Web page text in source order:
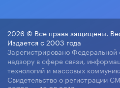
2026 © Все права защищены.
Издается с 2003 года
Зарегистрировано
надзору в сфере связи,
технологий и массовых
Свидетельство о регистрации